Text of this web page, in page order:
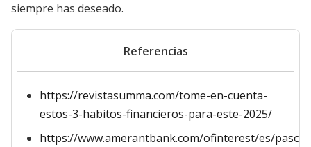
siempre has deseado.
Referencias
https://revistasumma.com/tome-en-cuenta-
estos-3-habitos-financieros-para-este-2025/
https://www.amerantbank.com/ofinterest/es/pasos-